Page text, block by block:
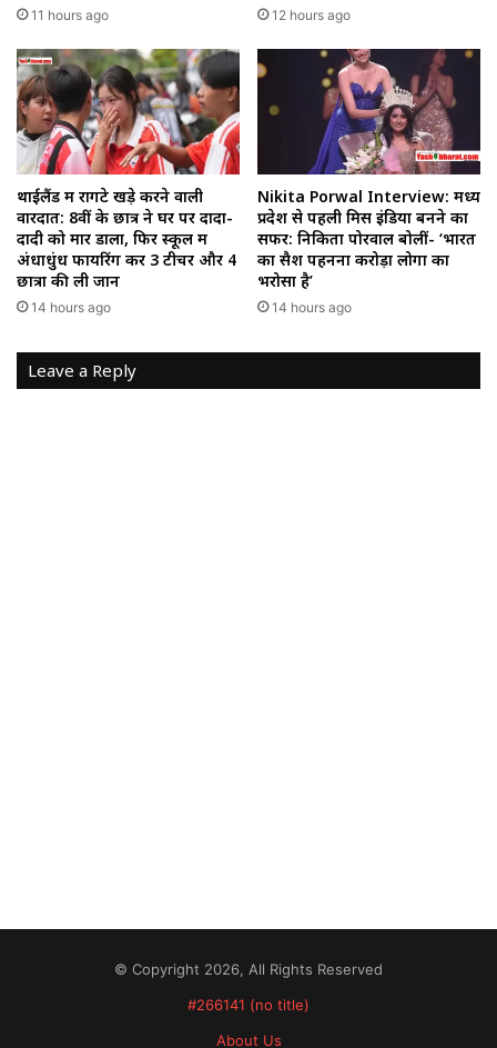
11 hours ago 12 hours ago
थाईलैंड में रोंगटे खड़े करने वाली
वारदात: 8वीं के छात्र ने घर पर दादा-
दादी को मार डाला, फिर स्कूल में
अंधाधुंध फायरिंग कर 3 टीचर और 4
छात्रों की ली जान
14 hours ago
Nikita Porwal Interview: मध्य
प्रदेश से पहली मिस इंडिया बनने का
सफर: निकिता पोरवाल बोलीं- ‘भारत
का सैश पहनना करोड़ों लोगों का
भरोसा है’
14 hours ago
Leave a Reply
© Copyright 2026, All Rights Reserved
#266141 (no title)
About Us